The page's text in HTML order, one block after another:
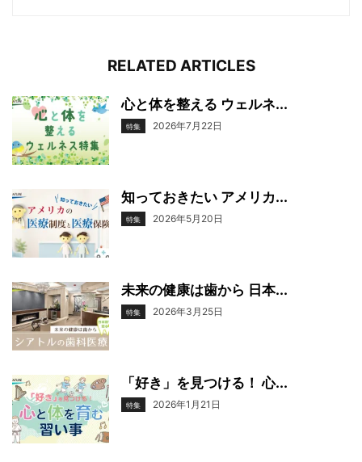
RELATED ARTICLES
心と体を整える ウェルネ...
特集 2026年7月22日
知っておきたい アメリカ...
特集 2026年5月20日
未来の健康は歯から 日本...
特集 2026年3月25日
「好き」を見つける！ 心...
特集 2026年1月21日